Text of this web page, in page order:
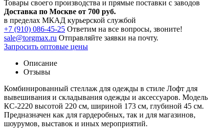
Товары своего производства и прямые поставки с заводов
Доставка по Москве от 700 руб.
в пределах МКАД курьерской службой
+7 (910) 086-45-25 Ответим на все вопросы, звоните!
sale@torgmax.ru Отправляйте заявки на почту.
Запросить оптовые цены
Описание
Отзывы
Комбинированный стеллаж для одежды в стиле Лофт для
вывешивания и складывания одежды и аксессуаров. Модель
КС-2220 высотой 220 см, шириной 173 см, глубиной 45 см.
Предназначен как для гардеробных, так и для магазинов,
шоурумов, выставок и иных мероприятий.